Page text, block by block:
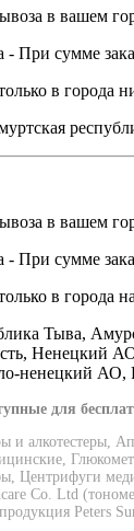
в вашем
- При сумме
в
в вашем
- При сумме
в
Тыва,
Ненецкий
ненецкий АО,
для
и алкотестеры,
Центрифуги
Co. Ltd
Peters